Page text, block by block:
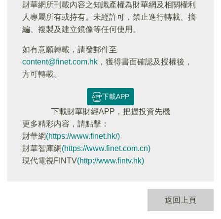
財華網所刊載內容之知識產權為財華網及相關權利
人專屬所有或持有。未經許可，禁止進行轉載、摘
編、複製及建立鏡像等任何使用。
如有意願轉載，請發郵件至
content@finet.com.hk ，獲得書面確認及授權後，
方可轉載。
下載APP
下載財華財經APP，把握投資先機
更多精彩内容，請點擊：
財華網(https://www.finet.hk/)
財華智庫網(https://www.finet.com.cn)
現代電視FINTV(http://www.fintv.hk)
返回上頁